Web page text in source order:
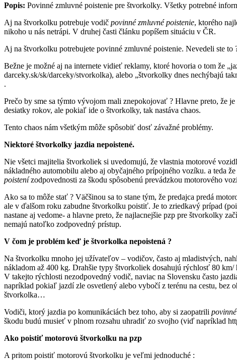
Popis: Povinné zmluvné poistenie pre štvorkolky. Všetky potrebné
Aj na štvorkolku potrebuje vodič povinné zmluvné poistenie, ktorého
nikoho u nás netrápi. V druhej časti článku popíšem situáciu v ČR.
Aj na štvorkolku potrebujete povinné zmluvné poistenie. Nevedeli ste
Bežne je možné aj na internete vidieť reklamy, ktoré hovoria o tom že
darceky.sk/sk/darceky/stvorkolka), alebo „štvorkolky dnes nechýbajú
.
Prečo by sme sa týmto vývojom mali znepokojovať ? Hlavne preto, že
desiatky rokov, ale pokiaľ ide o štvorkolky, tak nastáva chaos.
Tento chaos nám všetkým môže spôsobiť dosť závažné problémy.
Niektoré štvorkolky jazdia nepoistené.
Nie všetci majitelia štvorkoliek si uvedomujú, že vlastnia motorové
nákladného automobilu alebo aj obyčajného prípojného vozíku. a teda
poistenízodpovednosti za škodu spôsobenú prevádzkou motorového
Ako sa to môže stať ? Väčšinou sa to stane tým, že predajca predá
ale v ďalšom roku zabudne štvorkolku poistiť. Je to zriedkavý prípad
nastane aj vedome- a hlavne preto, že najlacnejšie pzp pre štvorkolky
nemajú natoľko zodpovedný prístup.
V čom je problém keď je štvorkolka nepoistená ?
Na štvorkolku mnoho jej užívateľov – vodičov, často aj mladistvých,
nákladom až 400 kg. Drahšie typy štvorkoliek dosahujú rýchlosť 80
V takejto rýchlosti nezodpovedný vodič, naviac na Slovensku často
napríklad pokiaľ jazdí zle osvetlený alebo vybočí z terénu na cestu, bez
štvorkolka…
Vodiči, ktorý jazdia po komunikáciách bez toho, aby si zaopatrili
škodu budú musieť v plnom rozsahu uhradiť zo svojho (viď napríklad
Ako poistiť motorovú štvorkolku na pzp
A pritom poistiť motorovú štvorkolku je veľmi jednoduché :